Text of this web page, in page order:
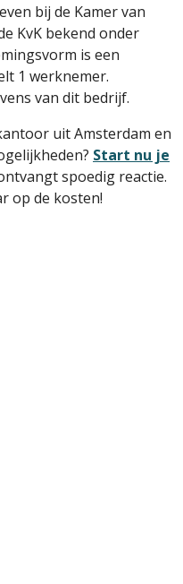
bij de Kamer van
KvK bekend onder
is een
1 werknemer.
van dit bedrijf.
uit Amsterdam en
Start nu je
spoedig reactie.
op de kosten!